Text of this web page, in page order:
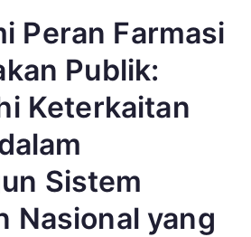
Peran Farmasi
Publik:
Keterkaitan
Sistem
Nasional yang